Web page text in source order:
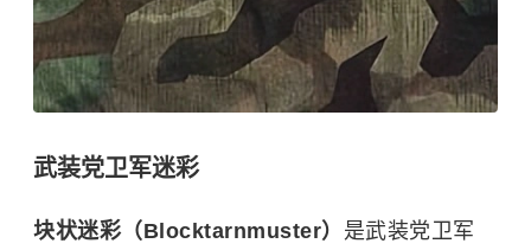
武装党卫军迷彩
块状迷彩（Blocktarnmuster） 是武装党卫军